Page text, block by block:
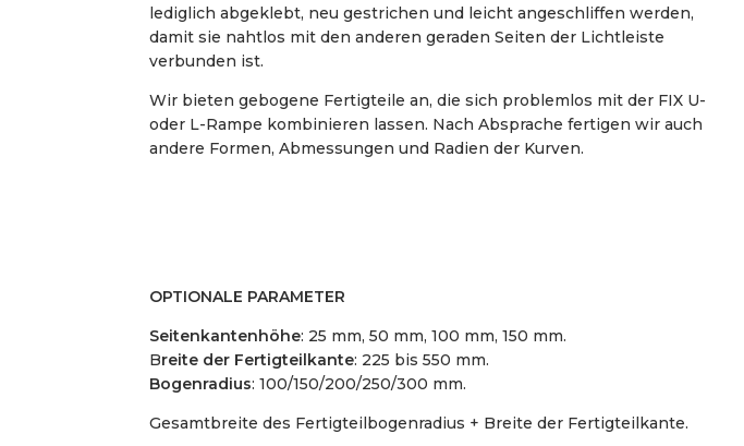
lediglich abgeklebt, neu gestrichen und leicht angeschliffen werden,
damit sie nahtlos mit den anderen geraden Seiten der Lichtleiste
verbunden ist.
Wir bieten gebogene Fertigteile an, die sich problemlos mit der FIX U-
oder L-Rampe kombinieren lassen. Nach Absprache fertigen wir auch
andere Formen, Abmessungen und Radien der Kurven.
OPTIONALE PARAMETER
Seitenkantenhöhe: 25 mm, 50 mm, 100 mm, 150 mm.
Breite der Fertigteilkante: 225 bis 550 mm.
Bogenradius: 100/150/200/250/300 mm.
Gesamtbreite des Fertigteilbogenradius + Breite der Fertigteilkante.